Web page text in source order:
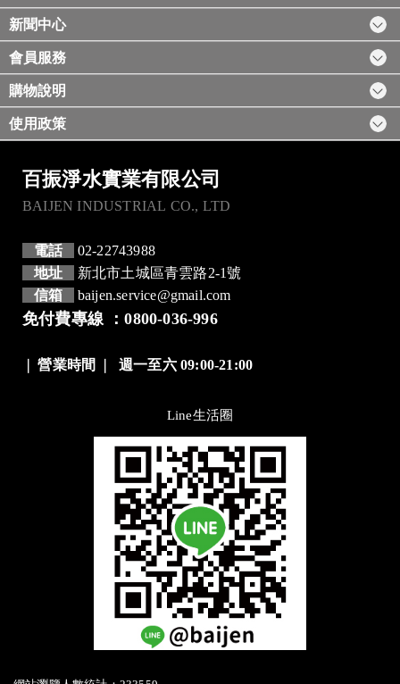
新聞中心
會員服務
購物說明
使用政策
百振淨水實業有限公司
BAIJEN INDUSTRIAL CO., LTD
電話
02-22743988
地址
新北市土城區青雲路2-1號
信箱
baijen.service@gmail.com
免付費專線 ：0800-036-996
營業時間 ❘週一至六 09:00-21:00
Line生活圈